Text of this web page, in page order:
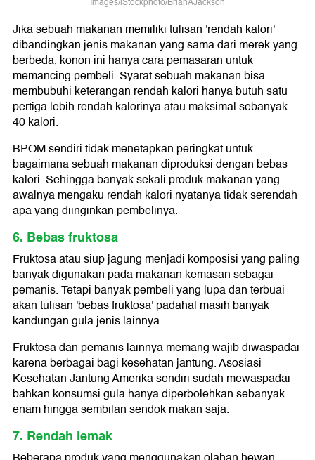
Jika sebuah makanan memiliki tulisan 'rendah kalori'
dibandingkan jenis makanan yang sama dari merek yang
berbeda, konon ini hanya cara pemasaran untuk
memancing pembeli. Syarat sebuah makanan bisa
membubuhi keterangan rendah kalori hanya butuh satu
pertiga lebih rendah kalorinya atau maksimal sebanyak
40 kalori.
BPOM sendiri tidak menetapkan peringkat untuk
bagaimana sebuah makanan diproduksi dengan bebas
kalori. Sehingga banyak sekali produk makanan yang
awalnya mengaku rendah kalori nyatanya tidak serendah
apa yang diinginkan pembelinya.
6. Bebas fruktosa
Fruktosa atau siup jagung menjadi komposisi yang paling
banyak digunakan pada makanan kemasan sebagai
pemanis. Tetapi banyak pembeli yang lupa dan terbuai
akan tulisan 'bebas fruktosa' padahal masih banyak
kandungan gula jenis lainnya.
Fruktosa dan pemanis lainnya memang wajib diwaspadai
karena berbagai bagi kesehatan jantung. Asosiasi
Kesehatan Jantung Amerika sendiri sudah mewaspadai
bahkan konsumsi gula hanya diperbolehkan sebanyak
enam hingga sembilan sendok makan saja.
7. Rendah lemak